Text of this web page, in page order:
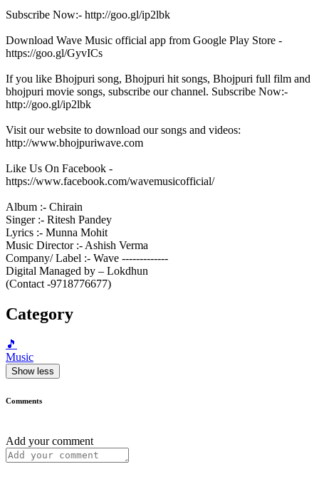
Subscribe Now:- http://goo.gl/ip2lbk
Download Wave Music official app from Google Play Store -
https://goo.gl/GyvICs
If you like Bhojpuri song, Bhojpuri hit songs, Bhojpuri full film and
bhojpuri movie songs, subscribe our channel. Subscribe Now:-
http://goo.gl/ip2lbk
Visit our website to download our songs and videos:
http://www.bhojpuriwave.com
Like Us On Facebook -
https://www.facebook.com/wavemusicofficial/
Album :- Chirain
Singer :- Ritesh Pandey
Lyrics :- Munna Mohit
Music Director :- Ashish Verma
Company/ Label :- Wave -------------
Digital Managed by – Lokdhun
(Contact -9718776677)
Category
🎵
Music
Show less
Comments
Add your comment